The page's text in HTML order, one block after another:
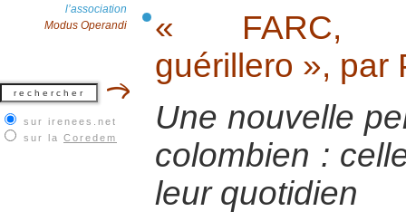
l’association
Modus Operandi
sur irenees.net
sur la Coredem
« FARC,
guérillero », par
Une nouvelle
colombien :
leur quotidien